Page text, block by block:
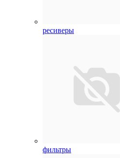
ресиверы
фильтры